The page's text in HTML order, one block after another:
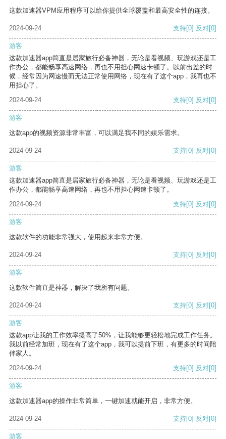
这款加速器VPM应用程序可以给你提供全球覆盖和最高安全性的连接。
2024-09-24 支持[0] 反对[0]
游客
这款加速器app简直是居家旅行必备神器，无论是看视频、玩游戏还是工
作办公，都能畅享高速网络，再也不用担心网速卡顿了。以前出差的时
候，经常因为网速慢而无法正常使用网络，现在有了这个app，我再也不
用担心了。
2024-09-24
支持[0] 反对[0]
游客
这款app的视频资源非常丰富，可以满足我不同的娱乐需求。
2024-09-24 支持[0] 反对[0]
游客
这款加速器app简直是居家旅行必备神器，无论是看视频、玩游戏还是工
作办公，都能畅享高速网络，再也不用担心网速卡顿了。
2024-09-24
支持[0] 反对[0]
游客
这款软件的功能非常强大，使用起来非常方便。
2024-09-24 支持[0] 反对[0]
游客
这款软件简直是神器，解决了我所有问题。
2024-09-24 支持[0] 反对[0]
游客
这款app让我的工作效率提高了50%，让我能够更轻松地完成工作任务。
我以前经常加班，现在有了这个app，我可以提前下班，有更多的时间陪
伴家人。
2024-09-24
支持[0] 反对[0]
游客
这款加速器app的操作非常简单，一键加速就能开启，非常方便。
2024-09-24 支持[0] 反对[0]
游客